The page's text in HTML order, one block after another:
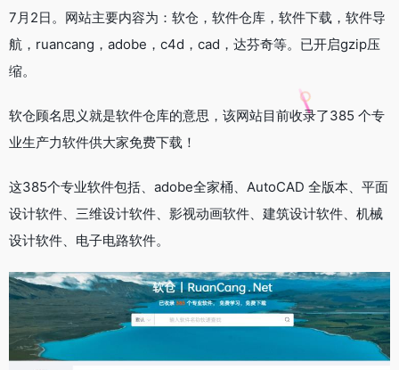
7月2日。网站主要内容为：软仓，软件仓库，软件下载，软件导
航，ruancang，adobe，c4d，cad，达芬奇等。已开启gzip压
缩。
软仓顾名思义就是软件仓库的意思，该网站目前收录了385 个专
业生产力软件供大家免费下载！
这385个专业软件包括、adobe全家桶、AutoCAD 全版本、平面
设计软件、三维设计软件、影视动画软件、建筑设计软件、机械
设计软件、电子电路软件。